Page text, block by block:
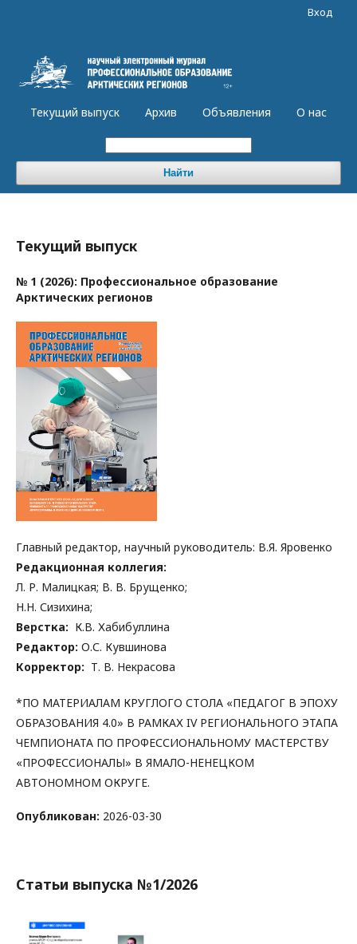
Текущий выпуск Архив Объявления О нас
Найти
Вход
Текущий выпуск
№ 1 (2026): Профессиональное образование
Арктических регионов
Главный редактор, научный руководитель: В.Я. Яровенко
Редакционная коллегия:
Л. Р. Малицкая; В. В. Брущенко;
Н.Н. Сизихина;
Верстка: К.В. Хабибуллина
Редактор: О.С. Кувшинова
Корректор: Т. В. Некрасова
*ПО МАТЕРИАЛАМ КРУГЛОГО СТОЛА «ПЕДАГОГ В ЭПОХУ
ОБРАЗОВАНИЯ 4.0» В РАМКАХ IV РЕГИОНАЛЬНОГО ЭТАПА
ЧЕМПИОНАТА ПО ПРОФЕССИОНАЛЬНОМУ МАСТЕРСТВУ
«ПРОФЕССИОНАЛЫ» В ЯМАЛО-НЕНЕЦКОМ
АВТОНОМНОМ ОКРУГЕ.
Опубликован: 2026-03-30
Статьи выпуска №1/2026